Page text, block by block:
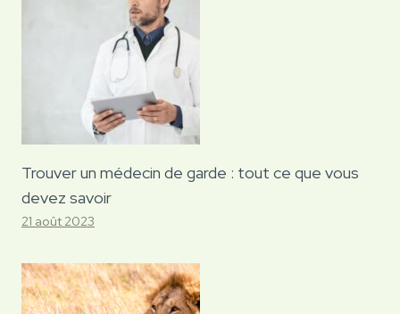
Trouver un médecin de garde : tout ce que vous
devez savoir
21 août 2023